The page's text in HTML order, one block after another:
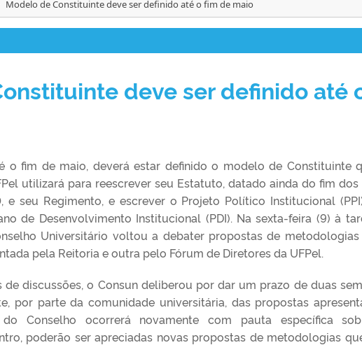
Modelo de Constituinte deve ser definido até o fim de maio
deve ser definido até
o fim de maio, deverá estar definido o modelo de Constituinte
utilizará para reescrever seu Estatuto, datado ainda do fim dos
e seu Regimento, e escrever o Projeto Político Institucional
de Desenvolvimento Institucional (PDI). Na sexta-feira (9) à
Universitário voltou a debater propostas de metodologias
pela Reitoria e outra pelo Fórum de Diretores da UFPel.
discussões, o Consun deliberou por dar um prazo de duas
por parte da comunidade universitária, das propostas
Conselho ocorrerá novamente com pauta específica
poderão ser apreciadas novas propostas de metodologias